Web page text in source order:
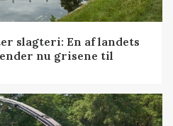
slagteri: En af landets
nu grisene til